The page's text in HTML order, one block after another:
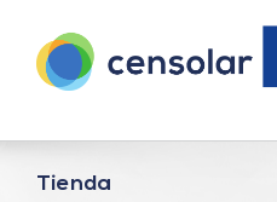
contenido
Tienda